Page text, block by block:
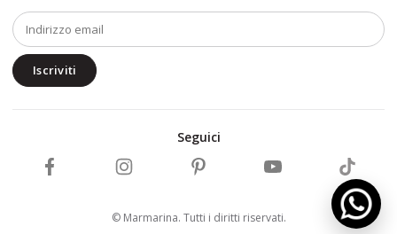
Iscriviti
Seguici
Segui Marmarina su Facebook
Segui Marmarina su Instagram
Segui Marmarina su Pinterest
Segui Marmarina su
Segui
© Marmarina. Tutti i diritti riservati.